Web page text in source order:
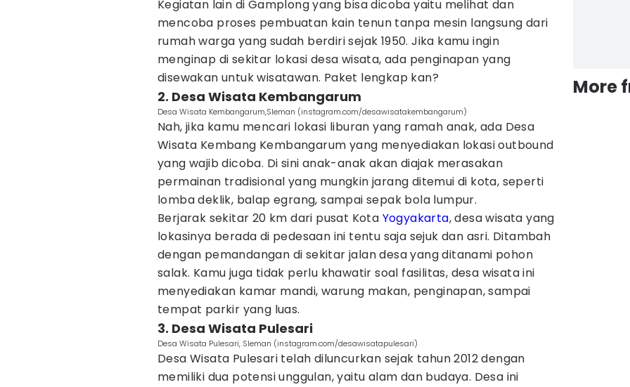
Kegiatan lain di Gamplong yang bisa dicoba yaitu melihat dan
mencoba proses pembuatan kain tenun tanpa mesin langsung dari
rumah warga yang sudah berdiri sejak 1950. Jika kamu ingin
menginap di sekitar lokasi desa wisata, ada penginapan yang
disewakan untuk wisatawan. Paket lengkap kan?
2. Desa Wisata Kembangarum
Desa Wisata Kembangarum,Sleman (instagram.com/desawisatakembangarum)
Nah, jika kamu mencari lokasi liburan yang ramah anak, ada Desa
Wisata Kembang Kembangarum yang menyediakan lokasi outbound
yang wajib dicoba. Di sini anak-anak akan diajak merasakan
permainan tradisional yang mungkin jarang ditemui di kota, seperti
lomba deklik, balap egrang, sampai sepak bola lumpur.
Berjarak sekitar 20 km dari pusat Kota Yogyakarta, desa wisata yang
lokasinya berada di pedesaan ini tentu saja sejuk dan asri. Ditambah
dengan pemandangan di sekitar jalan desa yang ditanami pohon
salak. Kamu juga tidak perlu khawatir soal fasilitas, desa wisata ini
menyediakan kamar mandi, warung makan, penginapan, sampai
tempat parkir yang luas.
3. Desa Wisata Pulesari
Desa Wisata Pulesari, Sleman (instagram.com/desawisatapulesari)
Desa Wisata Pulesari telah diluncurkan sejak tahun 2012 dengan
memiliki dua potensi unggulan, yaitu alam dan budaya. Desa ini
More